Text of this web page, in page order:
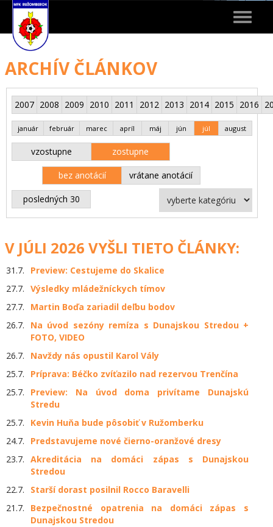
Toggle
ARCHÍV ČLÁNKOV
2007 2008 2009 2010 2011 2012 2013 2014 2015 2016
január február marec apríl máj jún júl august
vzostupne zostupne
bez anotácií vrátane anotácií
posledných 30
V JÚLI 2026 VYŠLI TIETO ČLÁNKY:
31.7.
Preview: Cestujeme do Skalice
27.7. Výsledky mládežníckych tímov
27.7.
Martin Boďa zariadil deľbu bodov
26.7.
Na úvod sezóny remíza s Dunajskou Stredou +
FOTO, VIDEO
26.7.
Navždy nás opustil Karol Vály
25.7.
Príprava: Béčko zvíťazilo nad rezervou Trenčína
25.7.
Preview: Na úvod doma privítame Dunajskú
Stredu
25.7.
Kevin Huňa bude pôsobiť v Ružomberku
24.7.
Predstavujeme nové čierno-oranžové dresy
23.7. Akreditácia na domáci zápas s Dunajskou
Stredou
22.7.
Starší dorast posilnil Rocco Baravelli
21.7.
Bezpečnostné opatrenia na domáci zápas s
Dunajskou Stredou